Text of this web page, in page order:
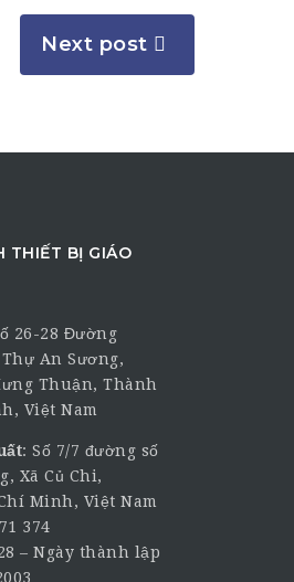
Next post
THIẾT BỊ GIÁO
26-28 Đường
An Sương,
Thuận, Thành
Việt Nam
: Số 7/7 đường số
Xã Củ Chi,
Minh, Việt Nam
374
– Ngày thành lập